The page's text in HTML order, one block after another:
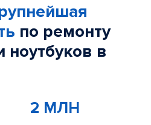
по ремонту
в
2 МЛН